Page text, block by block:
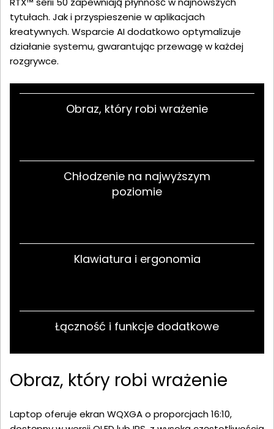
tytułach. Jak i przyspieszenie w aplikacjach
kreatywnych. Wsparcie AI dodatkowo optymalizuje
działanie systemu, gwarantując przewagę w każdej
rozgrywce.
Obraz, który robi wrażenie
Chłodzenie na najwyższym
poziomie
Klawiatura i ergonomia
Łączność i funkcje dodatkowe
Obraz, który robi wrażenie
Laptop oferuje ekran WQXGA o proporcjach 16:10,